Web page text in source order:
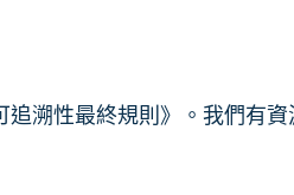
溯性最終規則》。我們有